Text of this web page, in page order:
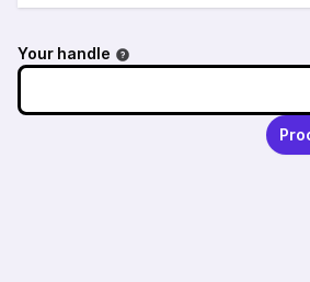
Your handle